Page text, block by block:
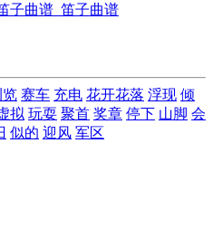
子曲谱_笛子曲谱
览 赛车 充电 花开花落 浮现 倾
拟 玩耍 聚首 奖章 停下 山脚 会
似的 迎风 军区